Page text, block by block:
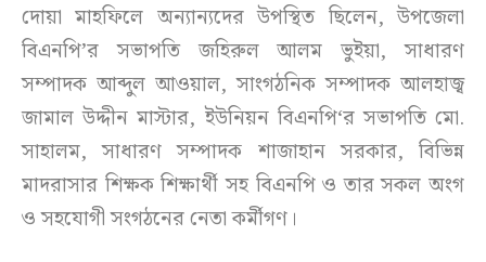
দোয়া মাহফিলে অন্যান্যদের উপস্থিত ছিলেন, উপজেলা
বিএনপি’র সভাপতি জহিরুল আলম ভুইয়া, সাধারণ
সম্পাদক আব্দুল আওয়াল, সাংগঠনিক সম্পাদক আলহাজ্ব
জামাল উদ্দীন মাস্টার, ইউনিয়ন বিএনপি‘র সভাপতি মো.
সাহালম, সাধারণ সম্পাদক শাজাহান সরকার, বিভিন্ন
মাদরাসার শিক্ষক শিক্ষার্থী সহ বিএনপি ও তার সকল অংগ
ও সহযোগী সংগঠনের নেতা কর্মীগণ।